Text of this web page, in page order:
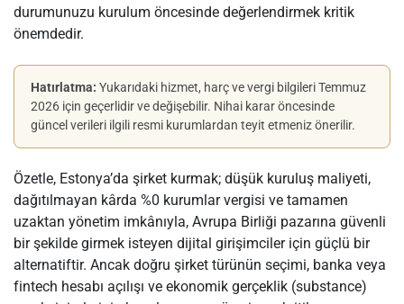
durumunuzu kurulum öncesinde değerlendirmek kritik
önemdedir.
Hatırlatma: Yukarıdaki hizmet, harç ve vergi bilgileri Temmuz
2026 için geçerlidir ve değişebilir. Nihai karar öncesinde
güncel verileri ilgili resmi kurumlardan teyit etmeniz önerilir.
Özetle, Estonya’da şirket kurmak; düşük kuruluş maliyeti,
dağıtılmayan kârda %0 kurumlar vergisi ve tamamen
uzaktan yönetim imkânıyla, Avrupa Birliği pazarına güvenli
bir şekilde girmek isteyen dijital girişimciler için güçlü bir
alternatiftir. Ancak doğru şirket türünün seçimi, banka veya
fintech hesabı açılışı ve ekonomik gerçeklik (substance)